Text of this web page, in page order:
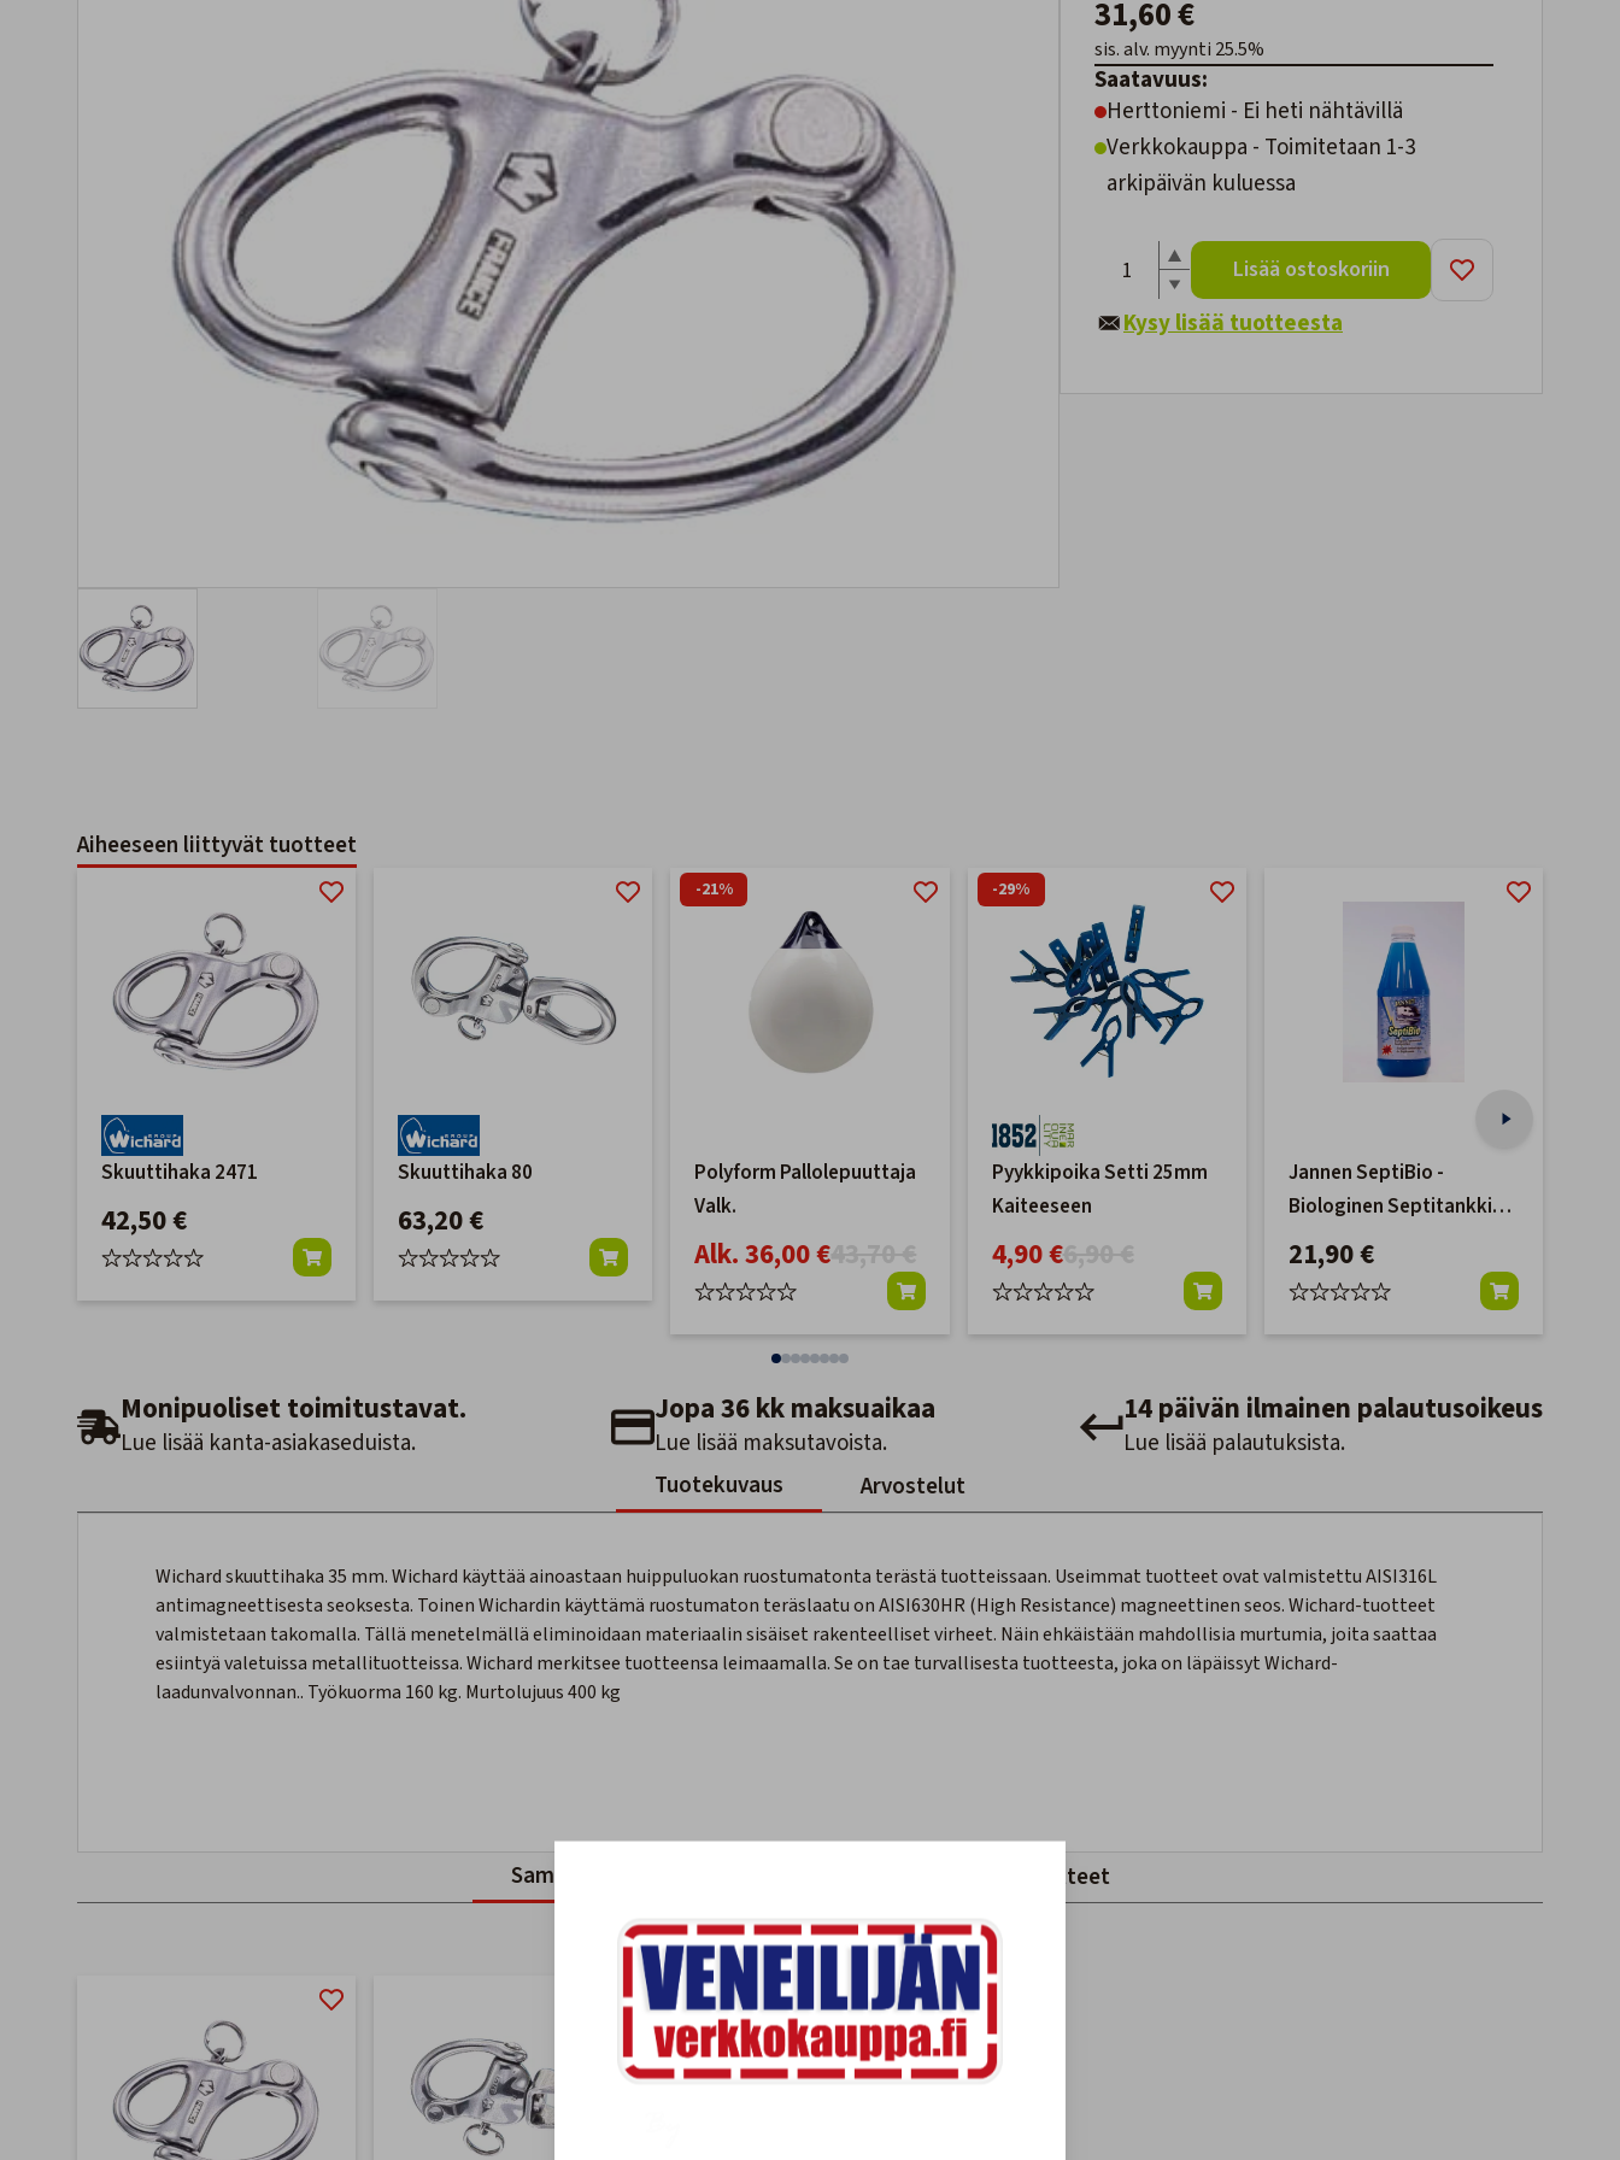
31,60 €
sis. alv. myynti 25.5%
Saatavuus:
Herttoniemi - Ei heti nähtävillä
Verkkokauppa - Toimitetaan 1-3
arkipäivän kuluessa
Lisää ostoskoriin
Kysy lisää tuotteesta
Aiheeseen liittyvät tuotteet
Skuuttihaka 2471
42,50 €
Skuuttihaka 80
63,20 €
-21%
Polyform Pallolepuuttaja
Valk.
Alk. 36,00 €
-29%
Pyykkipoika Setti 25mm
Kaiteeseen
4,90 €6,90 €
Jannen SeptiBio -
Biologinen Septitankkien
Hajunpoistaja
21,90 €
Monipuoliset toimitustavat.
Lue lisää kanta-asiakaseduista.
Jopa 36 kk maksuaikaa
Lue lisää maksutavoista.
14 päivän ilmainen palautusoikeus
Lue lisää palautuksista.
Tuotekuvaus
Arvostelut
Wichard skuuttihaka 35 mm. Wichard käyttää ainoastaan huippuluokan ruostumatonta terästä tuotteissaan. Useimmat tuotteet ovat valmistettu AISI316L
antimagneettisesta seoksesta. Toinen Wichardin käyttämä ruostumaton teräslaatu on AISI630HR (High Resistance) magneettinen seos. Wichard-tuotteet
valmistetaan takomalla. Tällä menetelmällä eliminoidaan materiaalin sisäiset rakenteelliset virheet. Näin ehkäistään mahdollisia murtumia, joita saattaa
esiintyä valetuissa metallituotteissa. Wichard merkitsee tuotteensa leimaamalla. Se on tae turvallisesta tuotteesta, joka on läpäissyt Wichard-
laadunvalvonnan.. Työkuorma 160 kg. Murtolujuus 400 kg
Samankaltaiset tuotteet Viimeksi katsotut tuotteet